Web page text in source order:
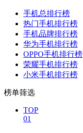
手机总排行榜
热门手机排行榜
手机品牌排行榜
华为手机排行榜
OPPO手机排行榜
荣耀手机排行榜
小米手机排行榜
榜单筛选
TOP
01